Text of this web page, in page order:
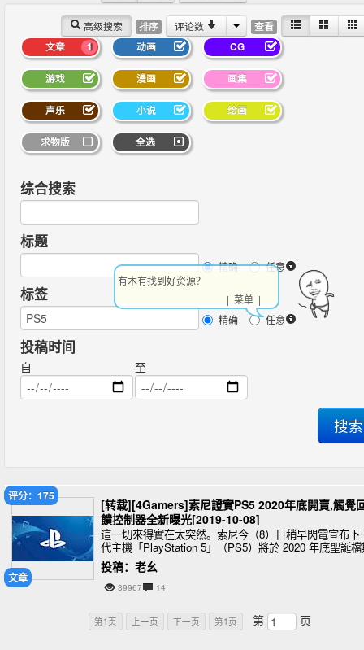
高级搜索 排序 评论数 查看
1
文章 动画 CG
游戏 漫画 画集
声乐 小说 绘画
求物版 全选
综合搜索
标题
精确 任意
标签
精确 任意
投稿时间
自 至
文章
评分：175
[转载][4Gamers]索尼證實PS5 2020年底開賣,觸覺
饋控制器全新曝光[2019-10-08]
這一切來得實在太突然。索尼今（8）日稍早閃電宣布下
代主機「PlayStation 5」（PS5）將於 2020 年底聖誕
開賣。
投稿：老幺
39967 14
第1页 上一页 下一页 第1页 第 页
有木有找到好资源？
| 菜单 |